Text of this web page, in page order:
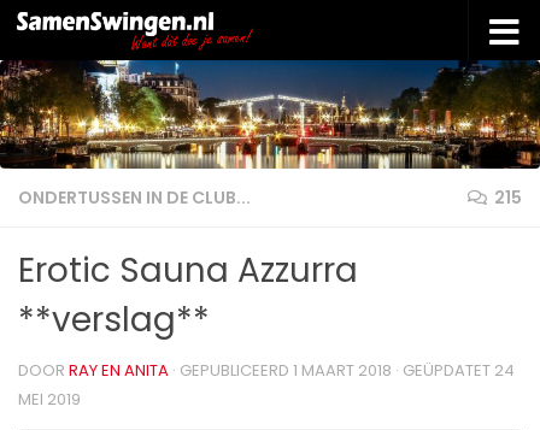
Doorgaan naar inhoud
ONDERTUSSEN IN DE CLUB... 215
Erotic Sauna Azzurra
**verslag**
DOOR RAY EN ANITA · GEPUBLICEERD 1 MAART 2018 · GEÜPDATET 24
MEI 2019